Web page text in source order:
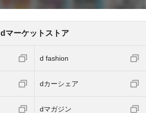
dマーケットストア
d fashion
dカーシェア
dマガジン